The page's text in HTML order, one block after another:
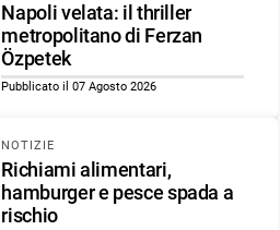
Napoli velata: il thriller
metropolitano di Ferzan
Özpetek
Pubblicato il 07 Agosto 2026
NOTIZIE
Richiami alimentari,
hamburger e pesce spada a
rischio